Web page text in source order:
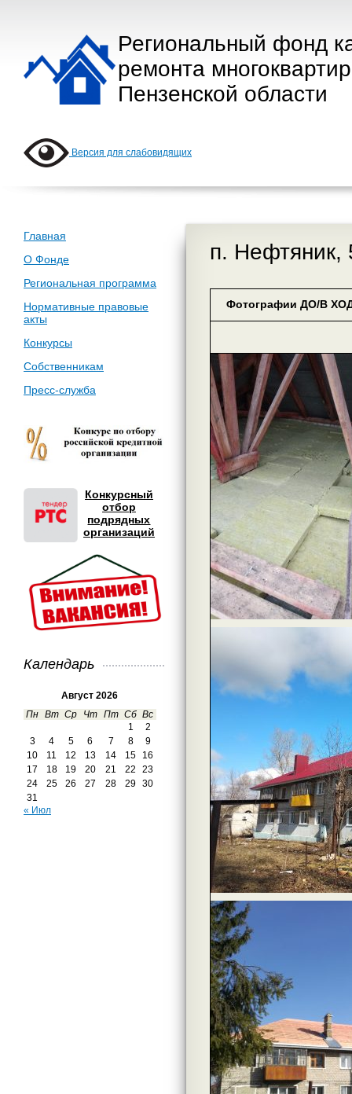
Региональный фонд
ремонта
Пензенской области
Версия для слабовидящих
Главная
О Фонде
Региональная программа
Нормативные правовые
акты
Конкурсы
Собственникам
Пресс-служба
Конкурсный
отбор
подрядных
организаций
Календарь
Август 2026
Пн Вт Ср Чт Пт Сб Вс
1
2
3
4 5 6 7 8
9
10
11 12 13 14 15
16
17
18 19 20 21 22
23
24
25 26 27 28 29
30
31
« Июл
п. Нефтяник,
Фотографии ДО/В